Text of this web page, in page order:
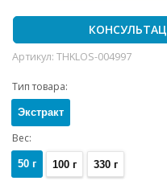
Артикул: THKLOS-004997
Тип товара:
Экстракт
Вес:
50 г 100 г 330 г